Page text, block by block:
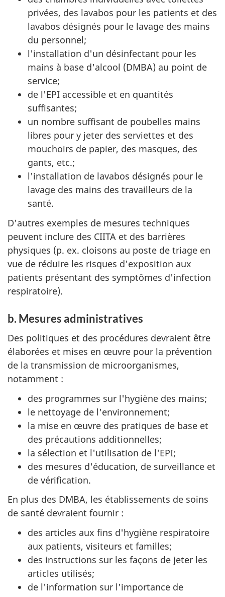
privées, des lavabos pour les patients et des
lavabos désignés pour le lavage des mains
du personnel;
l'installation d'un désinfectant pour les
mains à base d'alcool (DMBA) au point de
service;
de l'EPI accessible et en quantités
suffisantes;
un nombre suffisant de poubelles mains
libres pour y jeter des serviettes et des
mouchoirs de papier, des masques, des
gants, etc.;
l'installation de lavabos désignés pour le
lavage des mains des travailleurs de la
santé.
D'autres exemples de mesures techniques
peuvent inclure des CIITA et des barrières
physiques (p. ex. cloisons au poste de triage en
vue de réduire les risques d'exposition aux
patients présentant des symptômes d'infection
respiratoire).
b. Mesures administratives
Des politiques et des procédures devraient être
élaborées et mises en œuvre pour la prévention
de la transmission de microorganismes,
notamment :
des programmes sur l'hygiène des mains;
le nettoyage de l'environnement;
la mise en œuvre des pratiques de base et
des précautions additionnelles;
la sélection et l'utilisation de l'EPI;
des mesures d'éducation, de surveillance et
de vérification.
En plus des DMBA, les établissements de soins
de santé devraient fournir :
des articles aux fins d'hygiène respiratoire
aux patients, visiteurs et familles;
des instructions sur les façons de jeter les
articles utilisés;
de l'information sur l'importance de